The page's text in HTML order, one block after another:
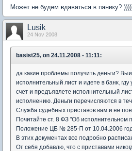
Может не будем вдаваться в панику?
Lusik
24 Nov 2008
basist25, on 24.11.2008 - 11:11:
да какие проблемы получить деньги?
исполнительный лист и идете в банк,
счет и предъявлете исполнительный
исполнению. Деньги перечисляются в
Служба судебных приставов вам и не
Почитайте ст. 8 ФЗ "Об исполнительном
Положение ЦБ № 285-П от 10.04.2006
В этих документах все подробно
От себя добавлю, что с приставами